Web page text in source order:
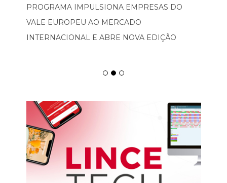
PROGRAMA IMPULSIONA EMPRESAS DO
VALE EUROPEU AO MERCADO
INTERNACIONAL E ABRE NOVA EDIÇÃO